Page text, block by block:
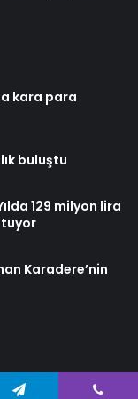
kara para
buluştu
129 milyon lira
Karadere’nin